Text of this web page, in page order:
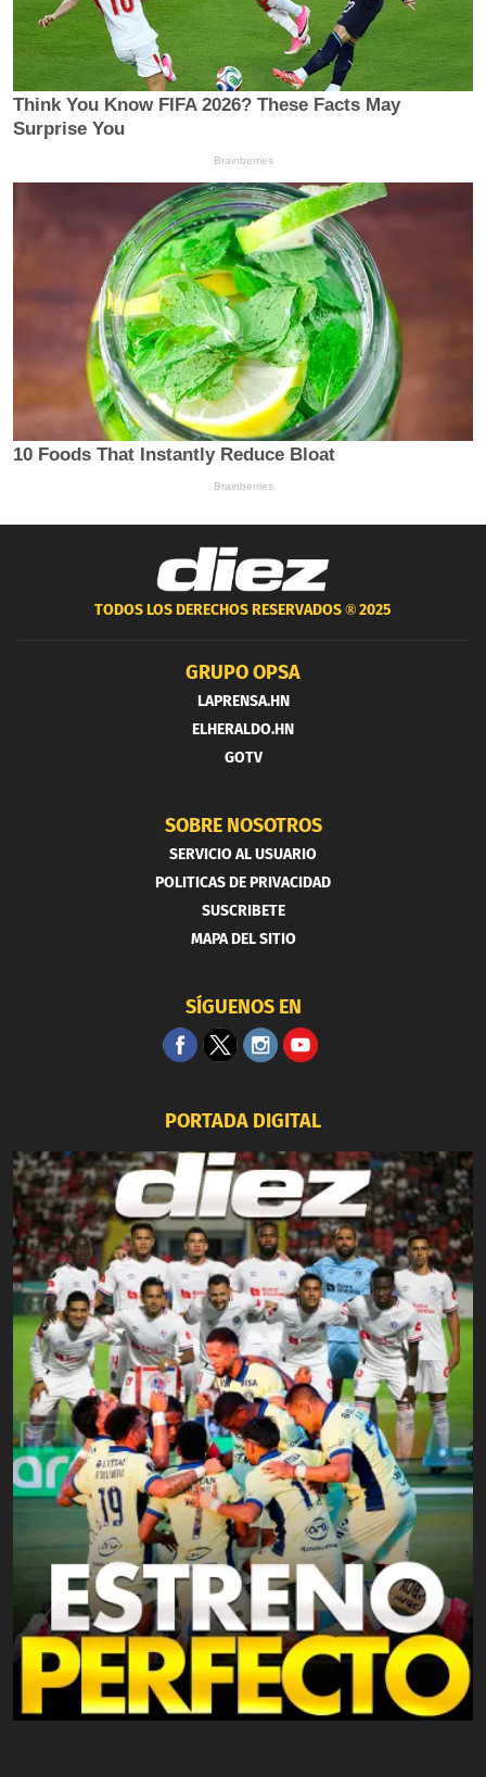
TODOS LOS DERECHOS RESERVADOS ®2025
GRUPO OPSA
LAPRENSA.HN
ELHERALDO.HN
GOTV
SOBRE NOSOTROS
SERVICIO AL USUARIO
POLITICAS DE PRIVACIDAD
SUSCRIBETE
MAPA DEL SITIO
SÍGUENOS EN
PORTADA DIGITAL